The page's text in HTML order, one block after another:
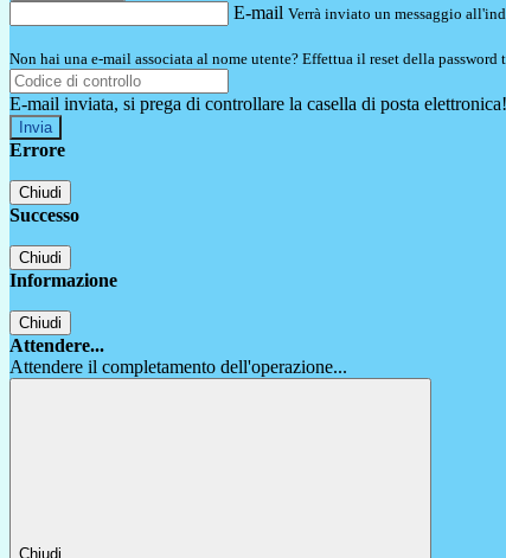
E-mail Verrà inviato un messaggio
Non hai una e-mail associata al nome utente? Effettua il reset della password
E-mail inviata, si prega di controllare la casella di posta elettronica!
Errore
Chiudi
Successo
Chiudi
Informazione
Chiudi
Attendere...
Attendere il completamento dell'operazione...
Chiudi